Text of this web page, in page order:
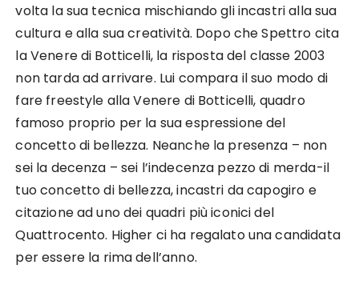
volta la sua tecnica mischiando gli incastri alla sua
cultura e alla sua creatività. Dopo che Spettro cita
la Venere di Botticelli, la risposta del classe 2003
non tarda ad arrivare. Lui compara il suo modo di
fare freestyle alla Venere di Botticelli, quadro
famoso proprio per la sua espressione del
concetto di bellezza. Neanche la presenza – non
sei la decenza – sei l’indecenza pezzo di merda-il
tuo concetto di bellezza, incastri da capogiro e
citazione ad uno dei quadri più iconici del
Quattrocento. Higher ci ha regalato una candidata
per essere la rima dell’anno.